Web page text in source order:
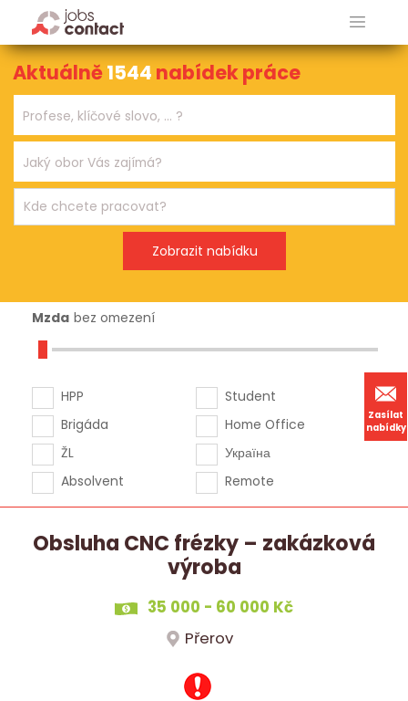
Zasílat
nabídky
Aktuálně1544 nabídek práce
Mzda bez omezení
HPP
Brigáda
ŽL
Absolvent
Student
Home Office
Україна
Remote
Obsluha CNC frézky – zakázková
výroba
35 000 - 60 000 Kč
Přerov